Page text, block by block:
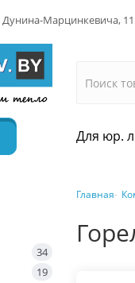
Дунина-Марцинкевича, 11
Для юр.
34
19
Главная